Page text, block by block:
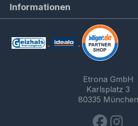
Informationen
Etrona GmbH
Karlsplatz 3
80335 München